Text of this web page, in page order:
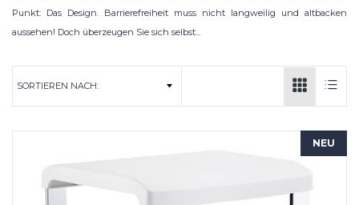
Punkt: Das Design. Barrierefreiheit muss nicht langweilig und altbacken
aussehen! Doch überzeugen Sie sich selbst...
NEU